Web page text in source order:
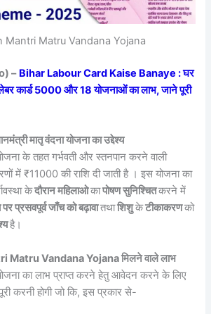
Mantri Matru Vandana Yojana
– Bihar Labour Card Kaise Banaye : घर
कार्ड 5000 और 18 योजनाओं का लाभ, जाने पूरी
मातृ वंदना योजना का उद्देश्य
के तहत गर्भवती और स्तनपान करने वाली
में ₹11000 की राशि दी जाती है । इस योजना का
केदौरान महिलाओकापोषण सुनिश्चितकरने में
प्रसवपूर्व जाँच को बढ़ावातथाशिशुकेटीकाकरणको
है।
Matru Vandana Yojana मिलने वाले लाभ
का लाभ प्राप्त करने हेतु आवेदन करने के लिए
करनी होगी जो कि, इस प्रकार से-